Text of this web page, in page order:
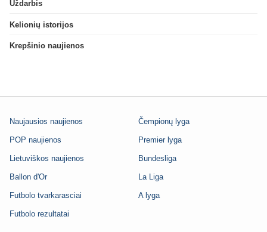
Uždarbis
Kelionių istorijos
Krepšinio naujienos
Naujausios naujienos
POP naujienos
Lietuviškos naujienos
Ballon d'Or
Futbolo tvarkarasciai
Futbolo rezultatai
Čempionų lyga
Premier lyga
Bundesliga
La Liga
A lyga